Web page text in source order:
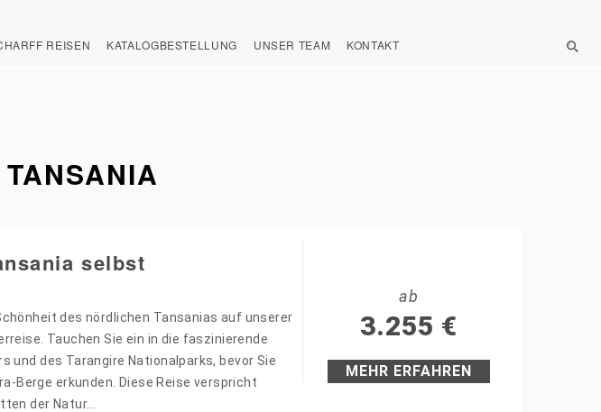
REISEN KATALOGBESTELLUNG UNSER TEAM KONTAKT
selbst
des nördlichen Tansanias auf unserer
Tauchen Sie ein in die faszinierende
und des Tarangire Nationalparks, bevor Sie
Berge erkunden. Diese Reise verspricht
der Natur…
ab
3.255 €
MEHR ERFAHREN